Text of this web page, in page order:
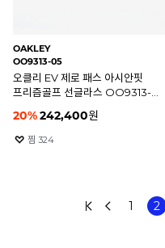
OAKLEY
OO9313-05
오클리 EV 제로 패스 아시안핏
프리즘골프 선글라스 OO9313-
20%242,400원
찜 324
1 2